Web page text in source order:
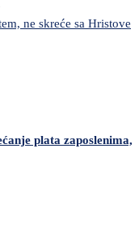
ne skreće sa Hristove
plata zaposlenima,